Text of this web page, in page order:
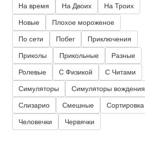
На время На Двоих На Троих
Новые Плохое мороженое
По сети Побег Приключения
Приколы Прикольные Разные
Ролевые С Физикой С Читами
Симуляторы Симуляторы вождения
Слизарио Смешные Сортировка
Человечки Червячки